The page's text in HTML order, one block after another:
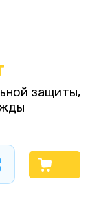
защиты,